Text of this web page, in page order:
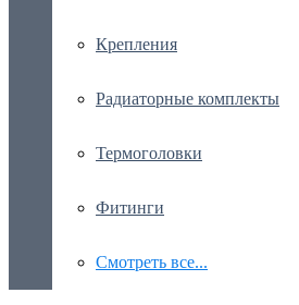
Крепления
Радиаторные комплекты
Термоголовки
Фитинги
Смотреть все...